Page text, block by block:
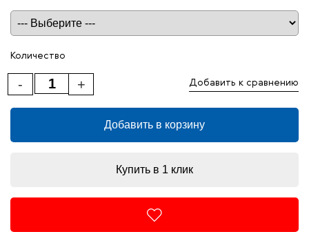
Таблица размеров
Количество
+
- Добавить к сравнению
Добавить в корзину
Купить в 1 клик